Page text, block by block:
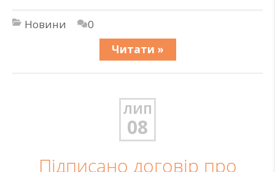
Новини
0
Читати »
ЛИП
08
Підписано договір про